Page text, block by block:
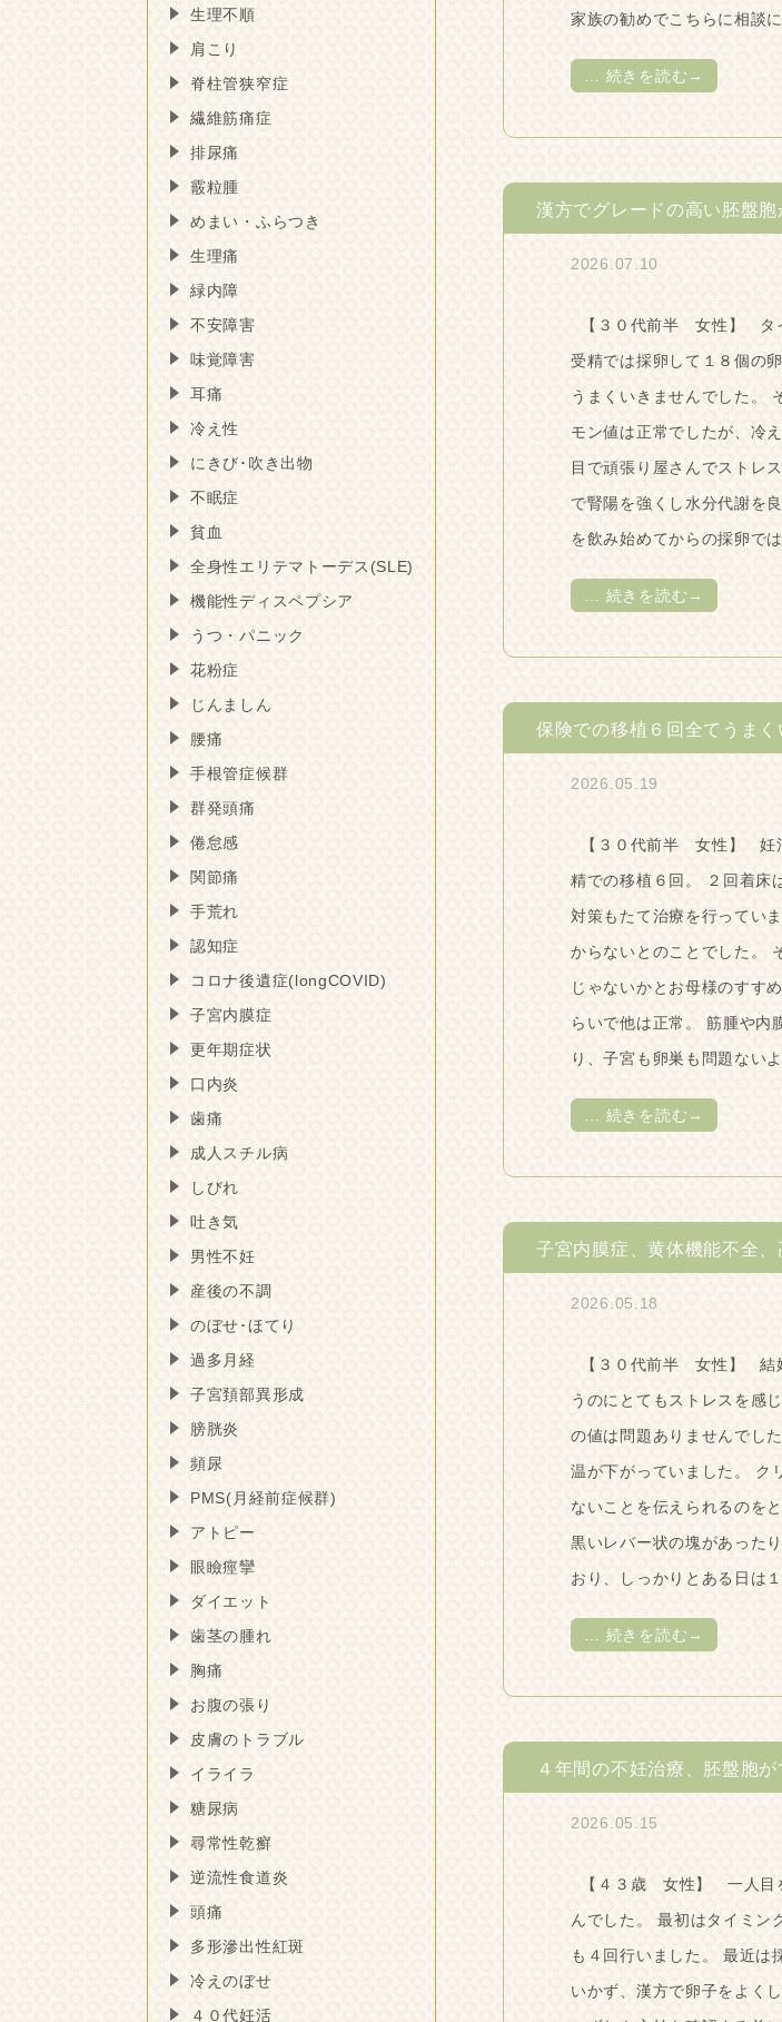
生理不順
肩こり
脊柱管狭窄症
繊維筋痛症
排尿痛
霰粒腫
めまい・ふらつき
生理痛
緑内障
不安障害
味覚障害
耳痛
冷え性
にきび･吹き出物
不眠症
貧血
全身性エリテマトーデス(SLE)
機能性ディスペプシア
うつ・パニック
花粉症
じんましん
腰痛
手根管症候群
群発頭痛
倦怠感
関節痛
手荒れ
認知症
コロナ後遺症(longCOVID)
子宮内膜症
更年期症状
口内炎
歯痛
成人スチル病
しびれ
吐き気
男性不妊
産後の不調
のぼせ･ほてり
過多月経
子宮頚部異形成
膀胱炎
頻尿
PMS(月経前症候群)
アトピー
眼瞼痙攣
ダイエット
歯茎の腫れ
胸痛
お腹の張り
皮膚のトラブル
イライラ
糖尿病
尋常性乾癬
逆流性食道炎
頭痛
多形滲出性紅斑
冷えのぼせ
４０代妊活
家族の勧めでこちらに相談
続きを読む→
漢方でグレードの高い胚盤
2026.07.10
【３０代前半 女性】 タ
受精では採卵して１８個の
うまくいきませんでした。
モン値は正常でしたが、冷
目で頑張り屋さんでストレ
で腎陽を強くし水分代謝を
を飲み始めてからの採卵で
続きを読む→
保険での移植６回全てうま
2026.05.19
【３０代前半 女性】 妊
精での移植６回。 ２回着床
対策もたて治療を行ってい
からないとのことでした。
じゃないかとお母様のすす
らいで他は正常。 筋腫や内
り、子宮も卵巣も問題ない
続きを読む→
子宮内膜症、黄体機能不全
2026.05.18
【３０代前半 女性】 結
うのにとてもストレスを感
の値は問題ありませんでし
温が下がっていました。 ク
ないことを伝えられるのを
黒いレバー状の塊があった
おり、しっかりとある日は
続きを読む→
４年間の不妊治療、胚盤胞
2026.05.15
【４３歳 女性】 一人目
んでした。 最初はタイミン
も４回行いました。 最近は
いかず、漢方で卵子をよく